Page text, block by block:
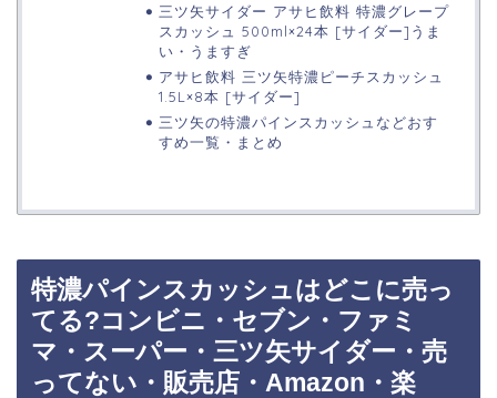
三ツ矢サイダー アサヒ飲料 特濃グレープ
スカッシュ 500ml×24本 [サイダー]うま
い・うますぎ
アサヒ飲料 三ツ矢特濃ピーチスカッシュ
1.5L×8本 [サイダー]
三ツ矢の特濃パインスカッシュなどおす
すめ一覧・まとめ
特濃パインスカッシュはどこに売っ
てる?コンビニ・セブン・ファミ
マ・スーパー・三ツ矢サイダー・売
ってない・販売店・Amazon・楽